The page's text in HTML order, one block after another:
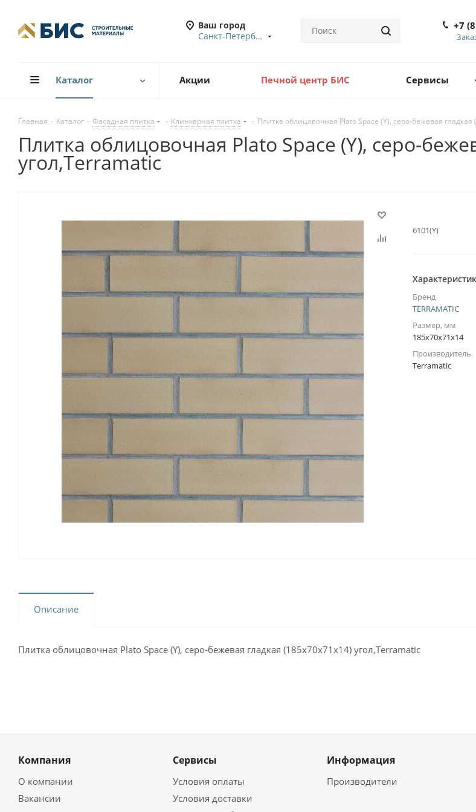
Ваш город
Санкт-Петербург
+7
Каталог Акции Печной центр БИС Сервисы
Главная - Каталог - Фасадная плитка - Клинкерная плитка - Плитка облицовочная Plato Space (Y), серо-бежевая гладкая
Плитка облицовочная Plato Space (Y), серо-
угол,Terramatic
6101(Y)
Бренд
TERRAMATIC
Размер, мм
185x70x71x14
Производитель
Terramatic
Описание
Плитка облицовочная Plato Space (Y), серо-бежевая гладкая (185х70х71х14) угол,Terramatic
Компания
О компании
Вакансии
Сервисы
Условия оплаты
Условия доставки
Информация
Производители